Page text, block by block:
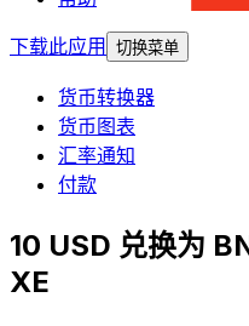
下载此应用
切换菜单
货币转换器
货币图表
汇率通知
付款
10 USD 兑换为
XE